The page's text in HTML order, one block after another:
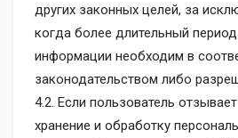
других законных целей, за
когда более длительный период
информации необходим в
законодательством либо
4.2. Если пользователь
хранение и обработку